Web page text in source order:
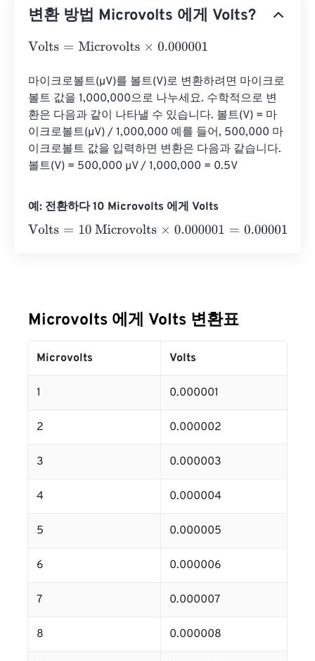
변환 방법 Microvolts 에게 Volts?
Volts= Microvolts×0.000001
마이크로볼트(µV)를 볼트(V)로 변환하려면 마이크로
볼트 값을 1,000,000으로 나누세요. 수학적으로 변
환은 다음과 같이 나타낼 수 있습니다. 볼트(V) = 마
이크로볼트(µV) / 1,000,000 예를 들어, 500,000 마
이크로볼트 값을 입력하면 변환은 다음과 같습니다.
볼트(V) = 500,000 µV / 1,000,000 = 0.5V
예: 전환하다 10 Microvolts 에게 Volts
Volts= 10 Microvolts×0.000001=0.00001 Volts
Microvolts 에게 Volts 변환표
Microvolts Volts
1 0.000001
2 0.000002
3 0.000003
4 0.000004
5 0.000005
6 0.000006
7 0.000007
8 0.000008